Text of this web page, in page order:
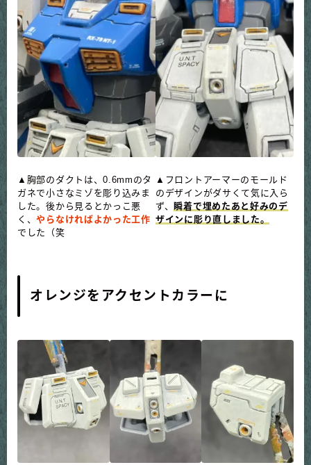
▲胸部のダクトは、0.6mmのタ
ガネで小さなミゾを彫り込みま
した。後から見るとかっこ悪
く、やらなければよかった工作
でした（笑
▲フロントアーマーのモールド
のデザインがダサくて気に入ら
ず、瞬着で埋めたあと好みのデ
ザインに彫り直しました。
オレンジをアクセントカラーに